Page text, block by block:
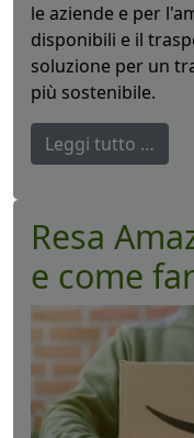
le aziende e per
disponibili e il
soluzione per un
più sostenibile.
Leggi tutto …
Resa
e come